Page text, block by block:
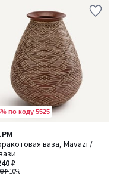
по коду 5525
ваза, Mavazi /
₽-10%
₽